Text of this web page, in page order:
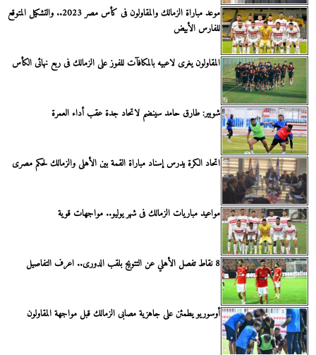
موعد مباراة الزمالك والمقاولون فى كأس مصر 2023.. والتشكيل المتوقع
للفارس الأبيض
المقاولون يغرى لاعبيه بالمكافآت للفوز على الزمالك فى ربع نهائى الكأس
شوبير: طارق حامد سينضم لاتحاد جدة عقب أداء العمرة
اتحاد الكرة يدرس إسناد مباراة القمة بين الأهلى والزمالك لحكم مصرى
مواعيد مباريات الزمالك فى شهر يوليو.. مواجهات قوية
8 نقاط تفصل الأهلي عن التتويج بلقب الدورى.. اعرف التفاصيل
أوسوريو يطمئن على جاهزية مصابى الزمالك قبل مواجهة المقاولون